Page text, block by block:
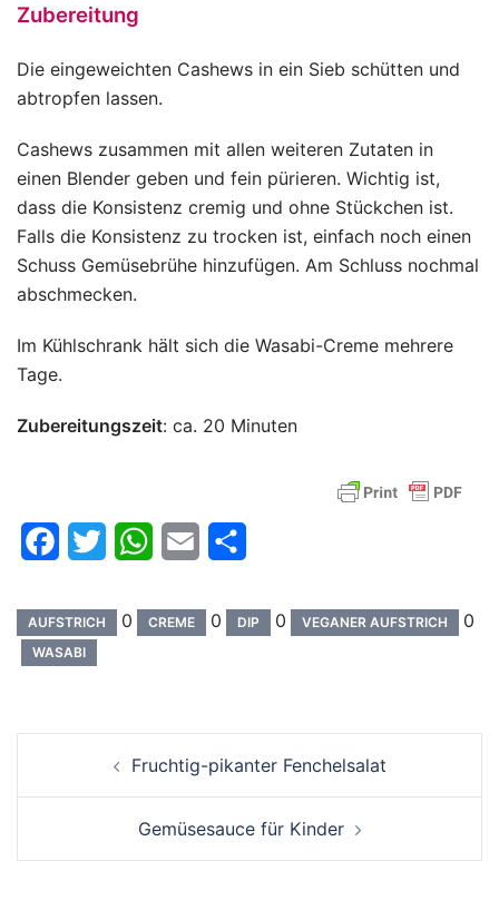
Zubereitung
Die eingeweichten Cashews in ein Sieb schütten und
abtropfen lassen.
Cashews zusammen mit allen weiteren Zutaten in
einen Blender geben und fein pürieren. Wichtig ist,
dass die Konsistenz cremig und ohne Stückchen ist.
Falls die Konsistenz zu trocken ist, einfach noch einen
Schuss Gemüsebrühe hinzufügen. Am Schluss nochmal
abschmecken.
Im Kühlschrank hält sich die Wasabi-Creme mehrere
Tage.
Zubereitungszeit: ca. 20 Minuten
Facebook
Twitter WhatsApp
Email
AUFSTRICH 0 CREME 0 DIP 0 VEGANER AUFSTRICH 0
WASABI
NavigationFruchtig-pikanter Fenchelsalat
Gemüsesauce für Kinder